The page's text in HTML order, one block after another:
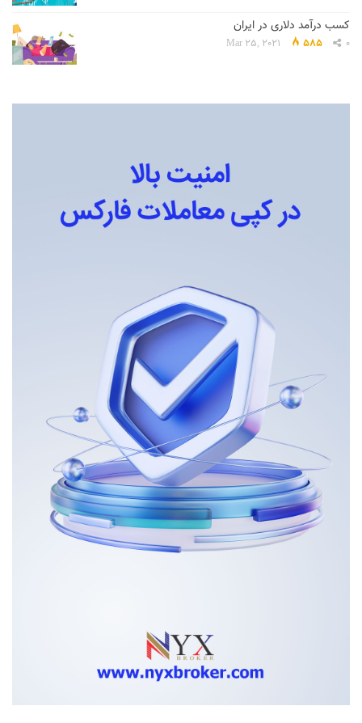
کسب درآمد دلاری در ایران
Mar 25, 2021 585 0